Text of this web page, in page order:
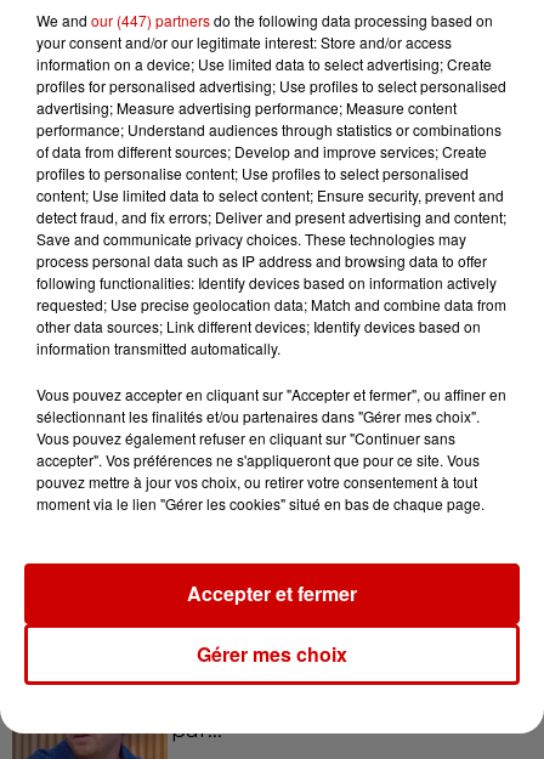
intraitable mais juste . Adieu PLL.
— Jean-Pierre Foucault (@Foucault_JP)March 18,
2020
En 88,Francis Bouygues a confié TF1 privatisée à
Patrick Le Lay,son meilleur bâtisseur.
En 20 ans,avec Mougeotte, Patrick a fait de TF1 la
première chaîne d’Europe.Respect.
On a souvent été en concurrence et rudement.Mais
Patrick savait négocier et conclure.
Je le salue.Vraiment.pic.twitter.com/MxoMxupTz9
— Pierre Lescure (@pierrelescure)March 19, 2020
Infos Voir plus
5 août 2026
Deux-Sèvres : grave accident
5 août 2026
Violences conjugales : le chef
par...
We and our (447) partnersdo the following data processing based on
your consent and/or our legitimate interest: Store and/or access
information on a device; Use limited data to select advertising; Create
profiles for personalised advertising; Use profiles to select personalised
advertising; Measure advertising performance; Measure content
performance; Understand audiences through statistics or combinations
of data from different sources; Develop and improve services; Create
profiles to personalise content; Use profiles to select personalised
content; Use limited data to select content; Ensure security, prevent and
detect fraud, and fix errors; Deliver and present advertising and content;
Save and communicate privacy choices. These technologies may
process personal data such as IP address and browsing data to offer
following functionalities: Identify devices based on information actively
requested; Use precise geolocation data; Match and combine data from
other data sources; Link different devices; Identify devices based on
information transmitted automatically.
Vous pouvez accepter en cliquant sur "Accepter et fermer", ou affiner en
sélectionnant les finalités et/ou partenaires dans "Gérer mes choix".
Vous pouvez également refuser en cliquant sur "Continuer sans
accepter". Vos préférences ne s'appliqueront que pour ce site. Vous
pouvez mettre à jour vos choix, ou retirer votre consentement à tout
moment via le lien "Gérer les cookies" situé en bas de chaque page.
Gérer mes choix
Accepter et fermer